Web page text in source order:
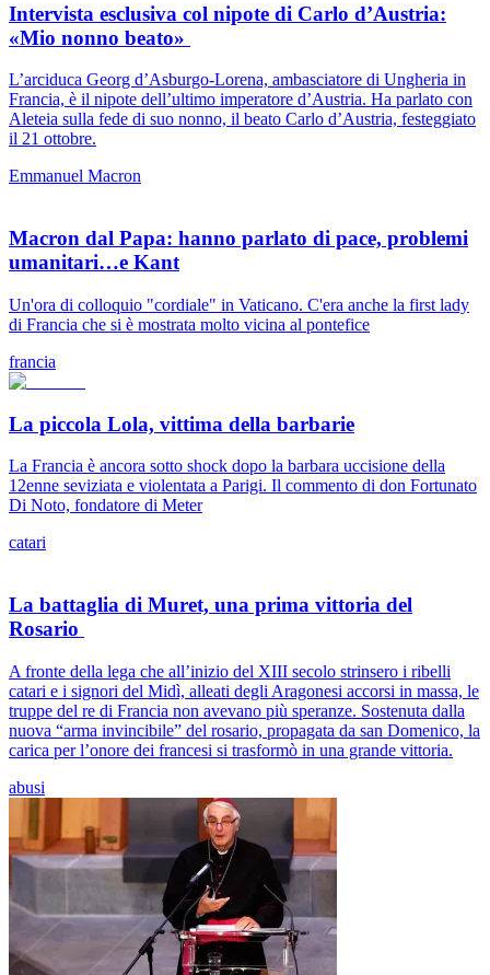
Intervista esclusiva col nipote di Carlo d’Austria:
«Mio nonno beato»
L’arciduca Georg d’Asburgo-Lorena, ambasciatore di Ungheria in
Francia, è il nipote dell’ultimo imperatore d’Austria. Ha parlato con
Aleteia sulla fede di suo nonno, il beato Carlo d’Austria, festeggiato
il 21 ottobre.
Emmanuel Macron
Macron dal Papa: hanno parlato di pace, problemi
umanitari…e Kant
Un'ora di colloquio "cordiale" in Vaticano. C'era anche la first lady
di Francia che si è mostrata molto vicina al pontefice
francia
La piccola Lola, vittima della barbarie
La Francia è ancora sotto shock dopo la barbara uccisione della
12enne seviziata e violentata a Parigi. Il commento di don Fortunato
Di Noto, fondatore di Meter
catari
La battaglia di Muret, una prima vittoria del
Rosario
A fronte della lega che all’inizio del XIII secolo strinsero i ribelli
catari e i signori del Midì, alleati degli Aragonesi accorsi in massa, le
truppe del re di Francia non avevano più speranze. Sostenuta dalla
nuova “arma invincibile” del rosario, propagata da san Domenico, la
carica per l’onore dei francesi si trasformò in una grande vittoria.
abusi